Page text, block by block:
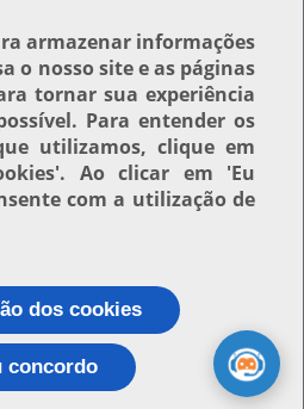
armazenar informações
o nosso site e as páginas
tornar sua experiência
Para entender os
utilizamos, clique em
. Ao clicar em 'Eu
com a utilização de